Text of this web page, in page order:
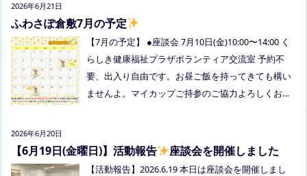
ームページなどでお伝えします。
2026年6月21日
ふわさぽ倉敷7月の予定
【7月の予定】 ●座談会 7月10日(金)10:00〜14:00 く
らしき健康福祉プラザボランティア交流室 予約不
要、出入り自由です。お昼ご飯を持ってきても構い
ませんよ。マイカップご持参のご協力よろしくお願
（加賀郡吉備中央町田土3109-3） 日時：令和８年7
2026年6月20日
【6月19日(金曜日)】活動報告 座談会を開催しました
【活動報告】2026.6.19 本日は座談会を開催しまし